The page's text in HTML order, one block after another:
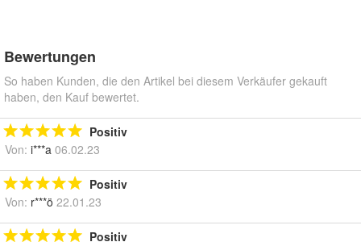
Bewertungen
So haben Kunden, die den Artikel bei diesem Verkäufer gekauft
haben, den Kauf bewertet.
Positiv
Von: i***a 06.02.23
Positiv
Von: r***ö 22.01.23
Positiv